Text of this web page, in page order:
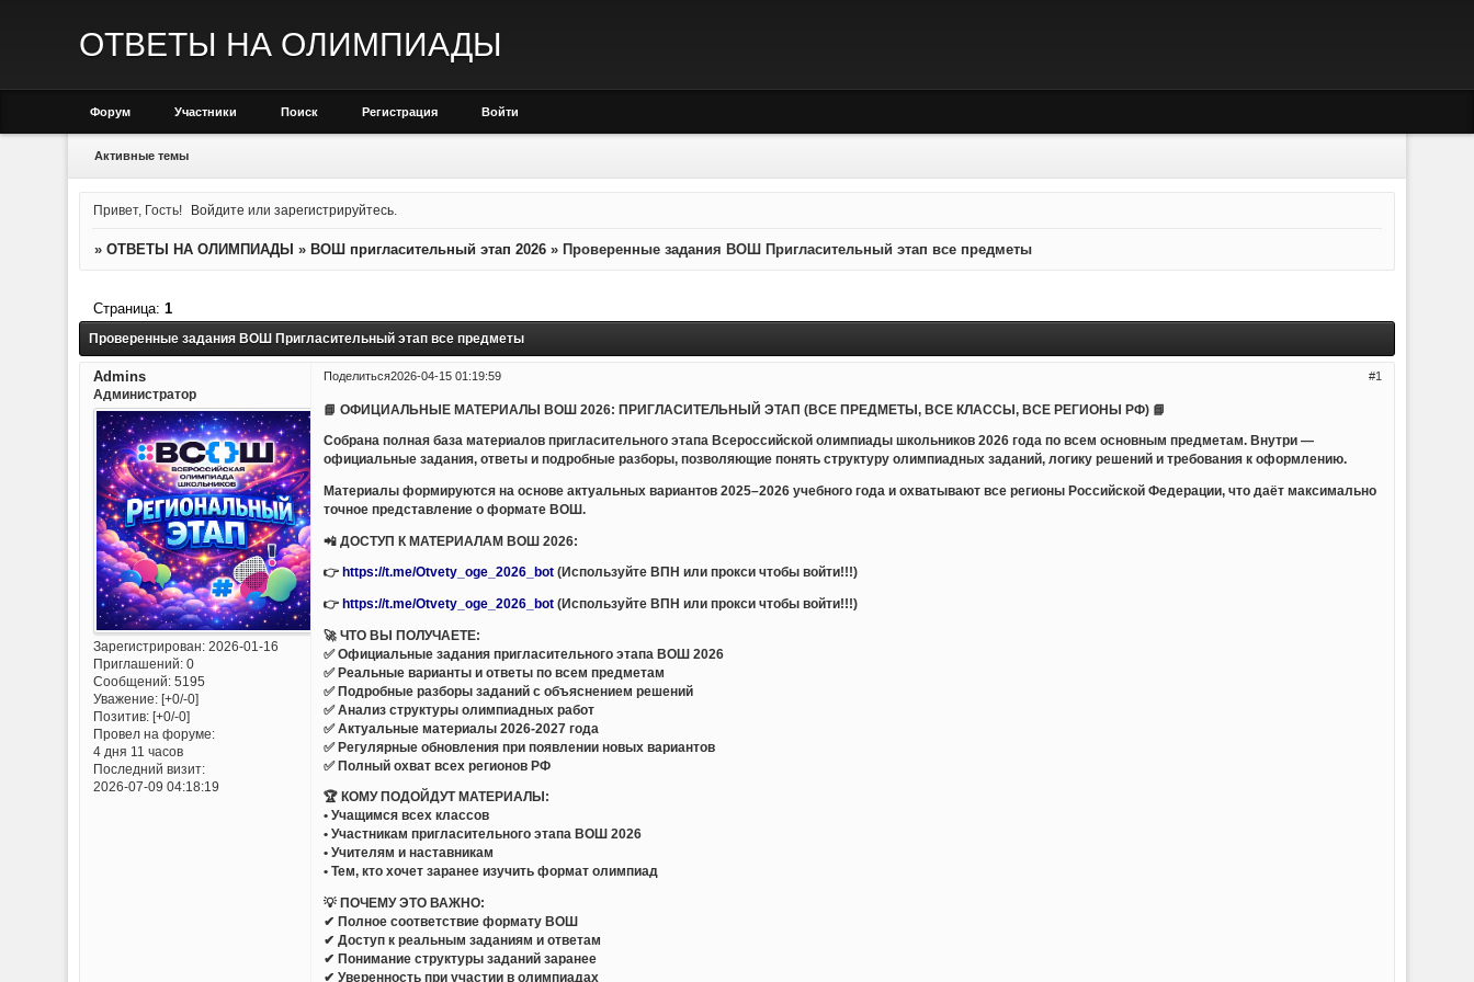
ОТВЕТЫ НА ОЛИМПИАДЫ
Форум Участники Поиск Регистрация Войти
Активные темы
Привет, Гость! Войдите илизарегистрируйтесь
» ОТВЕТЫ НА ОЛИМПИАДЫ » ВОШ пригласительный этап 2026 » Проверенные задания ВОШ Пригласительный этап все предметы
Проверенные задания ВОШ Пригласительный этап все предметы
Страница: 1
Поделиться 1
2026-04-15 01:19:59
Admins
Администратор
Зарегистрирован: 2026-01-16
Приглашений:0
Сообщений:5195
Уважение: [+0/-0]
Позитив: [+0/-0]
Провел на форуме:
4 дня 11 часов
Последний визит:
2026-07-09 04:18:19
📘 ОФИЦИАЛЬНЫЕ МАТЕРИАЛЫ ВОШ 2026: ПРИГЛАСИТЕЛЬНЫЙ ЭТАП (ВСЕ ПРЕДМЕТЫ, ВСЕ КЛАССЫ, ВСЕ РЕГИОНЫ РФ) 📘
Собрана полная база материалов пригласительного этапа Всероссийской олимпиады школьников 2026 года по всем основным предметам. Внутри —
официальные задания, ответы и подробные разборы, позволяющие понять структуру олимпиадных заданий, логику решений и требования к оформлению.
Материалы формируются на основе актуальных вариантов 2025–2026 учебного года и охватывают все регионы Российской Федерации, что даёт максимально
точное представление о формате ВОШ.
📲 ДОСТУП К МАТЕРИАЛАМ ВОШ 2026:
👉 https://t.me/Otvety_oge_2026_bot (Используйте ВПН или прокси чтобы войти!!!)
👉https://t.me/Otvety_oge_2026_bot (Используйте ВПН или прокси чтобы войти!!!)
🚀 ЧТО ВЫ ПОЛУЧАЕТЕ:
✅ Официальные задания пригласительного этапа ВОШ 2026
✅ Реальные варианты и ответы по всем предметам
✅ Подробные разборы заданий с объяснением решений
✅ Анализ структуры олимпиадных работ
✅ Актуальные материалы 2026-2027 года
✅ Регулярные обновления при появлении новых вариантов
✅ Полный охват всех регионов РФ
🏆 КОМУ ПОДОЙДУТ МАТЕРИАЛЫ:
• Учащимся всех классов
• Участникам пригласительного этапа ВОШ 2026
• Учителям и наставникам
• Тем, кто хочет заранее изучить формат олимпиад
💡 ПОЧЕМУ ЭТО ВАЖНО:
✔ Полное соответствие формату ВОШ
✔ Доступ к реальным заданиям и ответам
✔ Понимание структуры заданий заранее
✔ Уверенность при участии в олимпиадах